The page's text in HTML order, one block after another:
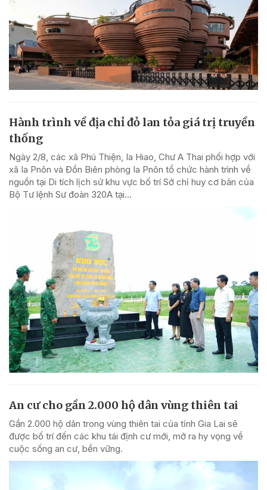
Hành trình về địa chỉ đỏ lan tỏa giá trị truyền
thống
Ngày 2/8, các xã Phú Thiện, Ia Hiao, Chư A Thai phối hợp với
xã Ia Pnôn và Đồn Biên phòng Ia Pnôn tổ chức hành trình về
nguồn tại Di tích lịch sử khu vực bố trí Sở chỉ huy cơ bản của
Bộ Tư lệnh Sư đoàn 320A tại...
An cư cho gần 2.000 hộ dân vùng thiên tai
Gần 2.000 hộ dân trong vùng thiên tai của tỉnh Gia Lai sẽ
được bố trí đến các khu tái định cư mới, mở ra hy vọng về
cuộc sống an cư, bền vững.